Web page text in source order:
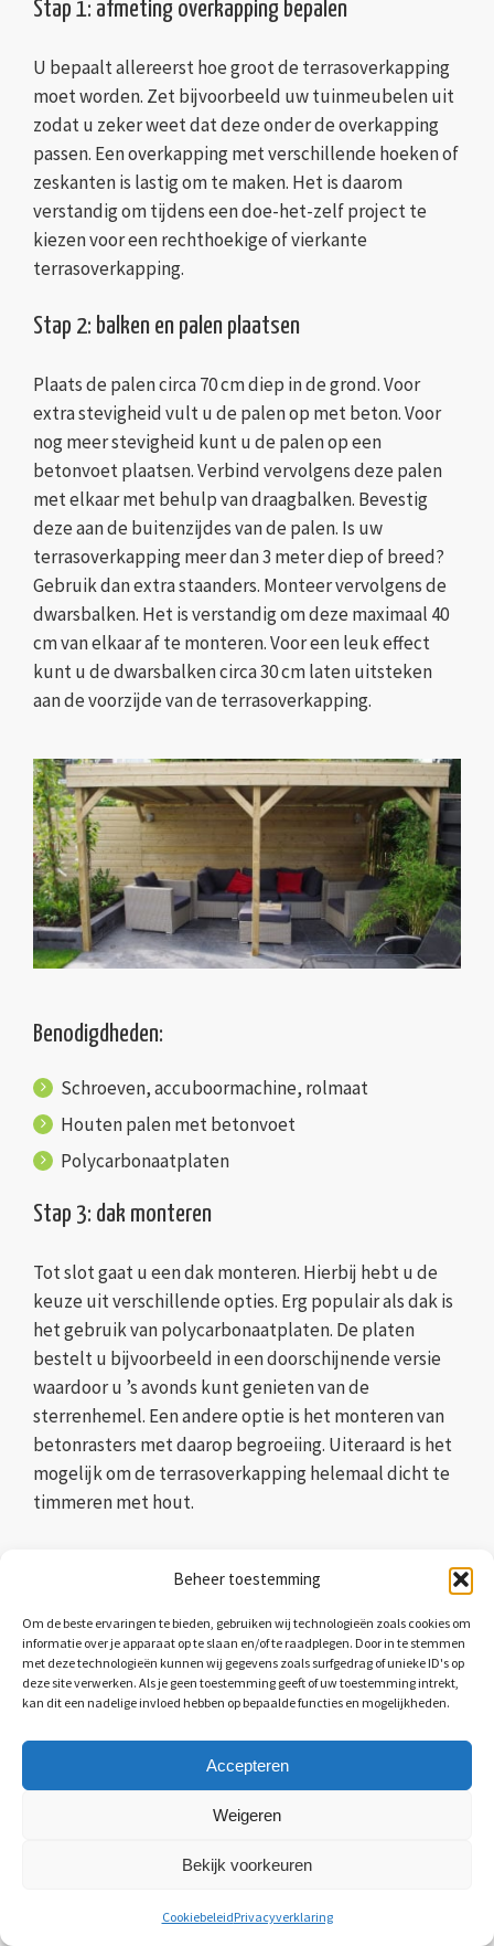
Beheer toestemming
Om de beste ervaringen te bieden, gebruiken wij technologieën zoals cookies om
informatie over je apparaat op te slaan en/of te raadplegen. Door in te stemmen
met deze technologieën kunnen wij gegevens zoals surfgedrag of unieke ID's op
deze site verwerken. Als je geen toestemming geeft of uw toestemming intrekt,
kan dit een nadelige invloed hebben op bepaalde functies en mogelijkheden.
Accepteren
Weigeren
Bekijk voorkeuren
CookiebeleidPrivacyverklaring
Stap 1: afmeting overkapping bepalen
U bepaalt allereerst hoe groot de terrasoverkapping
moet worden. Zet bijvoorbeeld uw tuinmeubelen uit
zodat u zeker weet dat deze onder de overkapping
passen. Een overkapping met verschillende hoeken of
zeskanten is lastig om te maken. Het is daarom
verstandig om tijdens een doe-het-zelf project te
kiezen voor een rechthoekige of vierkante
terrasoverkapping.
Stap 2: balken en palen plaatsen
Plaats de palen circa 70 cm diep in de grond. Voor
extra stevigheid vult u de palen op met beton. Voor
nog meer stevigheid kunt u de palen op een
betonvoet plaatsen. Verbind vervolgens deze palen
met elkaar met behulp van draagbalken. Bevestig
deze aan de buitenzijdes van de palen. Is uw
terrasoverkapping meer dan 3 meter diep of breed?
Gebruik dan extra staanders. Monteer vervolgens de
dwarsbalken. Het is verstandig om deze maximaal 40
cm van elkaar af te monteren. Voor een leuk effect
kunt u de dwarsbalken circa 30 cm laten uitsteken
aan de voorzijde van de terrasoverkapping.
Benodigdheden:
Schroeven, accuboormachine, rolmaat
Houten palen met betonvoet
Polycarbonaatplaten
Stap 3: dak monteren
Tot slot gaat u een dak monteren. Hierbij hebt u de
keuze uit verschillende opties. Erg populair als dak is
het gebruik van polycarbonaatplaten. De platen
bestelt u bijvoorbeeld in een doorschijnende versie
waardoor u ’s avonds kunt genieten van de
sterrenhemel. Een andere optie is het monteren van
betonrasters met daarop begroeiing. Uiteraard is het
mogelijk om de terrasoverkapping helemaal dicht te
timmeren met hout.
Vrijblijvend offertes aanvragen